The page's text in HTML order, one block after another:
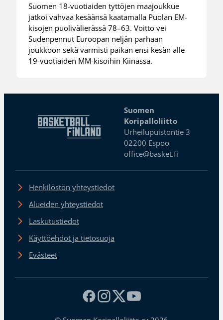
Suomen 18-vuotiaiden tyttöjen maajoukkue
jatkoi vahvaa kesäänsä kaatamalla Puolan EM-
kisojen puolivälierässä 78–63. Voitto vei
Sudenpennut Euroopan neljän parhaan
joukkoon sekä varmisti paikan ensi kesän alle
19-vuotiaiden MM-kisoihin Kiinassa.
Suomen
Koripalloliitto
Urheilupuistontie 3
02200 Espoo
office@basket.fi
Henkilöstön yhteystiedot
Alueiden yhteystiedot
Laskutustiedot
Käyttöehdot ja tietosuoja
Evästeet